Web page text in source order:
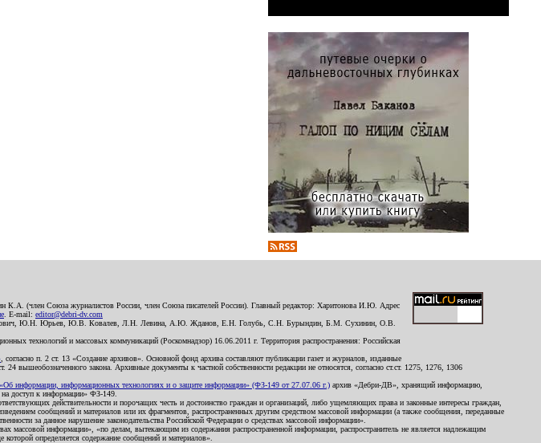
К.А. (член Союза журналистов России, член Союза писателей России). Главный редактор: Харитонова И.Ю. Адрес
. E-mail: editor@debri-dv.com
Ю.Н. Юрьев, Ю.В. Ковалев, Л.Н. Левина, А.Ю. Жданов, Е.Н. Голубь, С.Н. Бурындин, Б.М. Сухинин, О.В.
технологий и массовых коммуникаций (Роскомнадзор) 16.06.2011 г. Территория распространения: Российская
, согласно п. 2 ст. 13 «Создание архивов». Основной фонд архива составляют публикации газет и журналов, изданные
вышеобозначенного закона. Архивные документы к частной собственности редакции не относятся, согласно ст.ст. 1275, 1276, 1306
информации, информационных технологиях и о защите информации» (ФЗ-149 от 27.07.06 г.) архив «Дебри-ДВ», хранящий информацию,
на доступ к информации» ФЗ-149.
действительности и порочащих честь и достоинство граждан и организаций, либо ущемляющих права и законные интересы граждан,
сообщений и материалов или их фрагментов, распространенных другим средством массовой информации (а также сообщения, переданные
за данное нарушение законодательства Российской Федерации о средствах массовой информации».
информации», «по делам, вытекающим из содержания распространенной информации, распространитель не является надлежащим
определяется содержание сообщений и материалов».